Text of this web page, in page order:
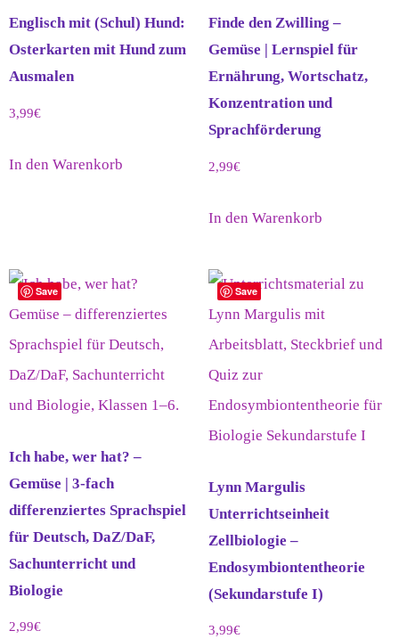
Englisch mit (Schul) Hund:
Osterkarten mit Hund zum
Ausmalen
3,99€
In den Warenkorb
Finde den Zwilling –
Gemüse | Lernspiel für
Ernährung, Wortschatz,
Konzentration und
Sprachförderung
2,99€
In den Warenkorb
Save
Ich habe, wer hat? –
Gemüse | 3-fach
differenziertes Sprachspiel
für Deutsch, DaZ/DaF,
Sachunterricht und
Biologie
2,99€
Save
Lynn Margulis
Unterrichtseinheit
Zellbiologie –
Endosymbiontentheorie
(Sekundarstufe I)
3,99€